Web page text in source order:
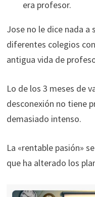
era profesor.
Jose no le dice nada a
diferentes colegios
antigua vida de
Lo de los 3 meses de
desconexión no tiene
demasiado intenso.
La «rentable pasión»
que ha alterado los